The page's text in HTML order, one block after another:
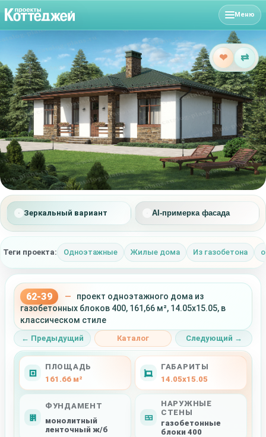
Меню
Зеркальный вариант AI-примерка фасада
Теги проекта: Одноэтажные Жилые дома Из газобетона
❤ ⇄
62-39 —
проект одноэтажного дома из
газобетонных блоков 400, 161,66 м², 14.05x15.05, в
классическом стиле
← Предыдущий Каталог Следующий →
ПЛОЩАДЬ
161.66 м²
ГАБАРИТЫ
14.05x15.05
ФУНДАМЕНТ
монолитный
ленточный ж/б
НАРУЖНЫЕ
СТЕНЫ
газобетонные
блоки 400